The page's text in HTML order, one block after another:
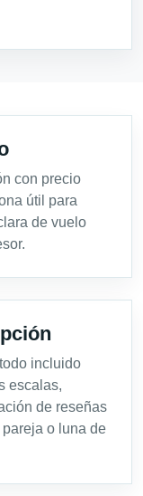
con precio
útil para
de vuelo
incluido
escalas,
de reseñas
o luna de